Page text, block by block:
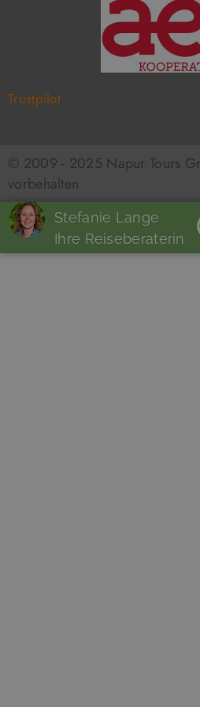
Trustpilot
© 2009 - 2025 Napur Tours
vorbehalten
Stefanie Lange
Ihre Reiseberaterin